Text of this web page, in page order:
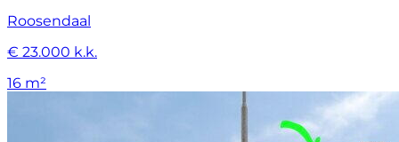
Roosendaal
€ 23.000 k.k.
16 m²